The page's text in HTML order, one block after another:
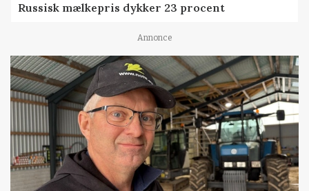
Russisk mælkepris dykker 23 procent
Annonce